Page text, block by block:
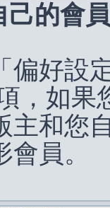
己的會
偏好設
，如果
主和您
員。